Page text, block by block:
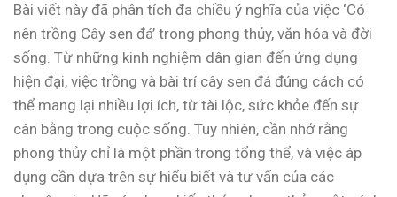
Bài viết này đã phân tích đa chiều ý nghĩa của việc ‘Có
nên trồng Cây sen đá’ trong phong thủy, văn hóa và đời
sống. Từ những kinh nghiệm dân gian đến ứng dụng
hiện đại, việc trồng và bài trí cây sen đá đúng cách có
thể mang lại nhiều lợi ích, từ tài lộc, sức khỏe đến sự
cân bằng trong cuộc sống. Tuy nhiên, cần nhớ rằng
phong thủy chỉ là một phần trong tổng thể, và việc áp
dụng cần dựa trên sự hiểu biết và tư vấn của các